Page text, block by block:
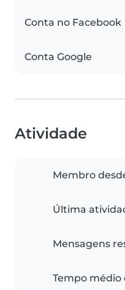
Conta no Facebook
Conta Google
Atividade
Membro
Última
Mensagens
Tempo médio